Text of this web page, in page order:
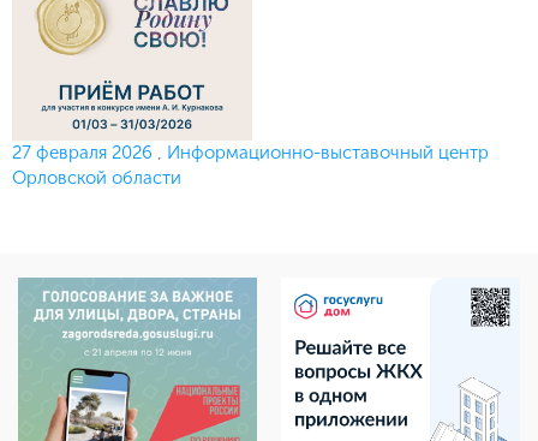
Опубликовано
27 февраля 2026 , Информационно-выставочный центр
Орловской области